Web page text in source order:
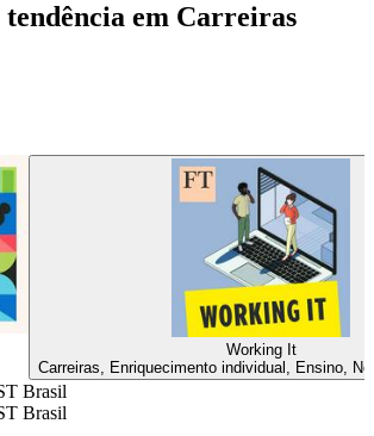
tendência em Carreiras
Working It
Carreiras, Enriquecimento individual, Ensino,
Brasil
Brasil